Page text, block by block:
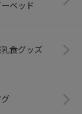
ーベッド
乳食グッズ